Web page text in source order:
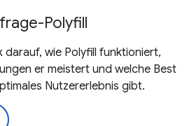
Polyfill
darauf, wie Polyfill funktioniert,
er meistert und welche Best
Nutzererlebnis gibt.